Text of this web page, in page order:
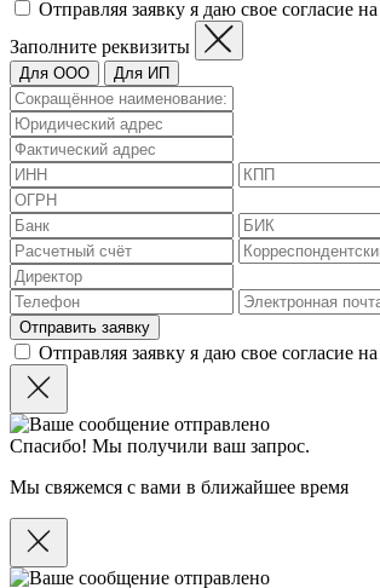
Отправляя заявку я даю свое согласие
Заполните реквизиты
Для ООО Для ИП
Отправить заявку
Отправляя заявку я даю свое согласие
Спасибо! Мы получили ваш запрос.
Мы свяжемся с вами в ближайшее время